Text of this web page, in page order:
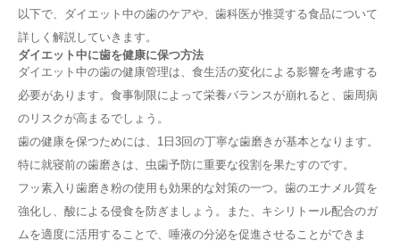
以下で、ダイエット中の歯のケアや、歯科医が推奨する食品について
詳しく解説していきます。
ダイエット中に歯を健康に保つ方法
ダイエット中の歯の健康管理は、食生活の変化による影響を考慮する
必要があります。食事制限によって栄養バランスが崩れると、歯周病
のリスクが高まるでしょう。
歯の健康を保つためには、1日3回の丁寧な歯磨きが基本となります。
特に就寝前の歯磨きは、虫歯予防に重要な役割を果たすのです。
フッ素入り歯磨き粉の使用も効果的な対策の一つ。歯のエナメル質を
強化し、酸による侵食を防ぎましょう。また、キシリトール配合のガ
ムを適度に活用することで、唾液の分泌を促進させることができま